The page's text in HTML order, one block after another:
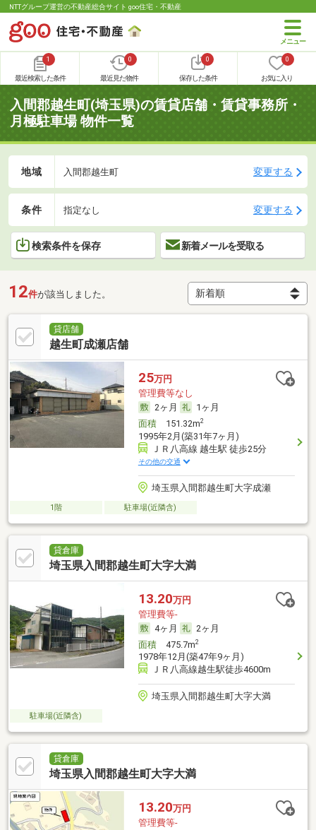
NTTグループ運営の不動産総合サイト goo住宅・不動産
1
最近検索した条件
0
最近見た物件
0
保存した条件
0
お気に入り
入間郡越生町(埼玉県)の賃貸店舗・賃貸事務所・
月極駐車場 物件一覧
地域 入間郡越生町 変更する
条件 指定なし 変更する
検索条件を保存 新着メールを受取る
12件が該当しました。
貸店舗
越生町成瀬店舗
25万円
管理費等なし
2ヶ月
1ヶ月
面積151.32m2
1995年2月(築31年7ヶ月)
ＪＲ八高線 越生駅 徒歩25分
その他の交通
埼玉県入間郡越生町大字成瀬
1階 駐車場(近隣含)
貸倉庫
埼玉県入間郡越生町大字大満
13.20万円
管理費等-
4ヶ月
2ヶ月
面積475.7m2
1978年12月(築47年9ヶ月)
ＪＲ八高線越生駅徒歩4600m
埼玉県入間郡越生町大字大満
駐車場(近隣含)
貸倉庫
埼玉県入間郡越生町大字大満
13.20万円
管理費等-